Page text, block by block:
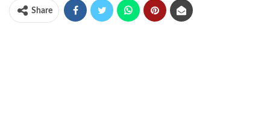
Share